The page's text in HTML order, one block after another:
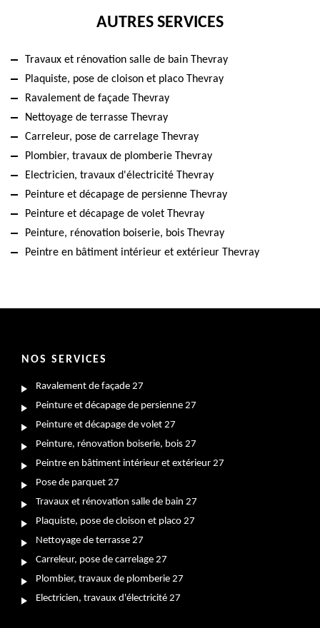
AUTRES SERVICES
Travaux et rénovation salle de bain Thevray
Plaquiste, pose de cloison et placo Thevray
Ravalement de façade Thevray
Nettoyage de terrasse Thevray
Carreleur, pose de carrelage Thevray
Plombier, travaux de plomberie Thevray
Electricien, travaux d'électricité Thevray
Peinture et décapage de persienne Thevray
Peinture et décapage de volet Thevray
Peinture, rénovation boiserie, bois Thevray
Peintre en bâtiment intérieur et extérieur Thevray
NOS SERVICES
Ravalement de façade 27
Peinture et décapage de persienne 27
Peinture et décapage de volet 27
Peinture, rénovation boiserie, bois 27
Peintre en bâtiment intérieur et extérieur 27
Pose de parquet 27
Travaux et rénovation salle de bain 27
Plaquiste, pose de cloison et placo 27
Nettoyage de terrasse 27
Carreleur, pose de carrelage 27
Plombier, travaux de plomberie 27
Electricien, travaux d'électricité 27